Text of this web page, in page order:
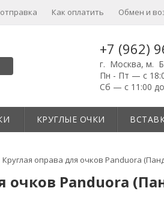
Как оплатить Обмен и
+7 (962)
г. Москва, м.
Пн - Пт — с
Сб — с 11:00
КРУГЛЫЕ ОЧКИ
Круглая оправа для очков Panduora
очков Panduora